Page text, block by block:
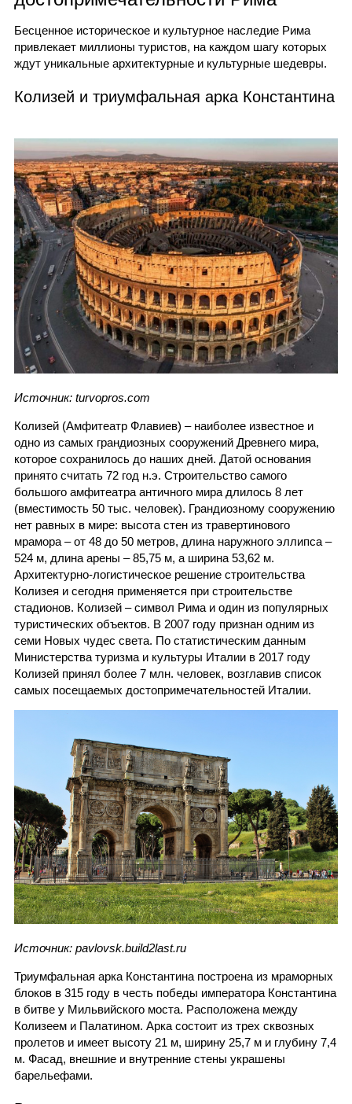
Бесценное историческое и культурное наследие Рима
привлекает миллионы туристов, на каждом шагу которых
ждут уникальные архитектурные и культурные шедевры.
Колизей и триумфальная арка Константина
Источник: turvopros.com
Колизей (Амфитеатр Флавиев) – наиболее известное и
одно из самых грандиозных сооружений Древнего мира,
которое сохранилось до наших дней. Датой основания
принято считать 72 год н.э. Строительство самого
большого амфитеатра античного мира длилось 8 лет
(вместимость 50 тыс. человек). Грандиозному сооружению
нет равных в мире: высота стен из травертинового
мрамора – от 48 до 50 метров, длина наружного эллипса –
524 м, длина арены – 85,75 м, а ширина 53,62 м.
Архитектурно-логистическое решение строительства
Колизея и сегодня применяется при строительстве
стадионов. Колизей – символ Рима и один из популярных
туристических объектов. В 2007 году признан одним из
семи Новых чудес света. По статистическим данным
Министерства туризма и культуры Италии в 2017 году
Колизей принял более 7 млн. человек, возглавив список
самых посещаемых достопримечательностей Италии.
Источник: pavlovsk.build2last.ru
Триумфальная арка Константина построена из мраморных
блоков в 315 году в честь победы императора Константина
в битве у Мильвийского моста. Расположена между
Колизеем и Палатином. Арка состоит из трех сквозных
пролетов и имеет высоту 21 м, ширину 25,7 м и глубину 7,4
м. Фасад, внешние и внутренние стены украшены
барельефами.